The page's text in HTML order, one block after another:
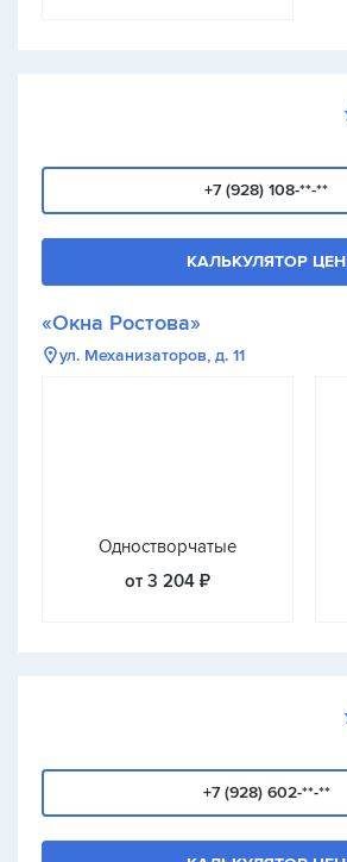
+7 (928) 108-**-**
КАЛЬКУЛЯТОР ЦЕН
«Окна Ростова»
ул. Механизаторов, д. 11
Одностворчатые
от 3 204 ₽
+7 (928) 602-**-**